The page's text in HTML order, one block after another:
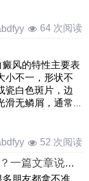
64 次阅读
癜风的特性主要表
小不一，形状不
瓷白色斑片，边
滑无鳞屑，通常
52 次阅读
一篇文章说清
多朋友都拿不准，